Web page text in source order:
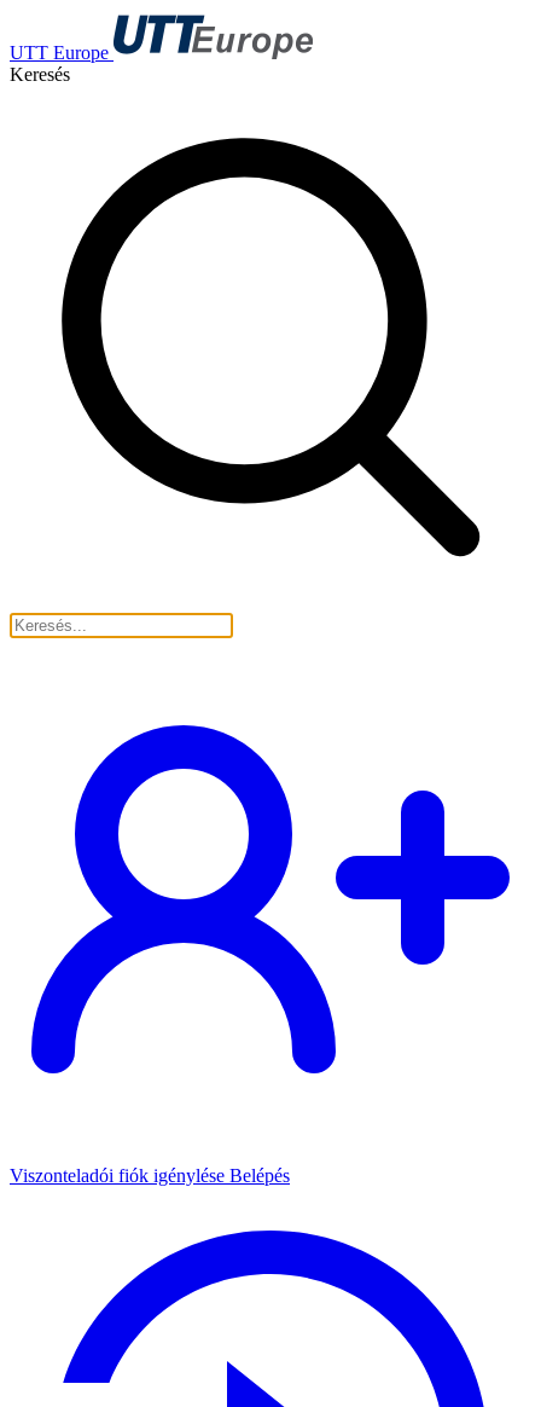
UTT Europe
Keresés
Viszonteladói fiók igénylése Belépés